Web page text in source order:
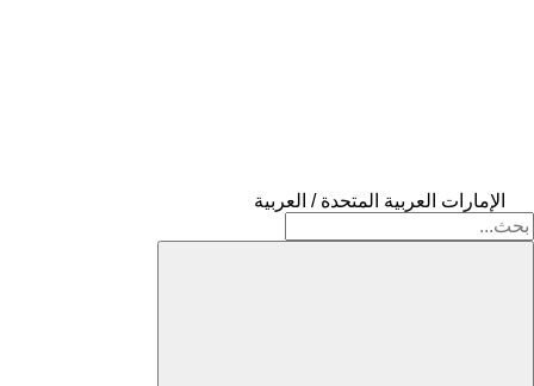
الإمارات العربية المتحدة / العربية